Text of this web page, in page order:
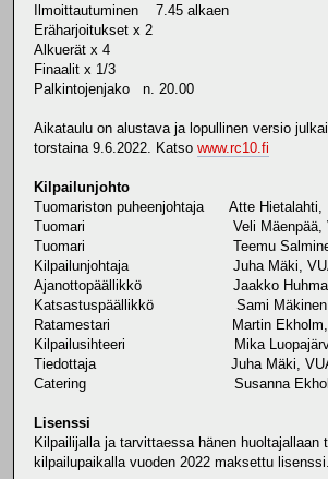
Ilmoittautuminen 7.45 alkaen
Eräharjoitukset x 2
Alkuerät x 4
Finaalit x 1/3
Palkintojenjako n. 20.00
Aikataulu on alustava ja lopullinen versio
torstaina 9.6.2022. Katso www.rc10.fi
Kilpailunjohto
Tuomariston puheenjohtaja Atte Hietalahti,
Tuomari Veli Mäenpää,
Tuomari Teemu Salminen,
Kilpailunjohtaja Juha Mäki,
Ajanottopäällikkö Jaakko
Katsastuspäällikkö Sami Mäkinen,
Ratamestari Martin Ekholm,
Kilpailusihteeri Mika Luopajärvi,
Tiedottaja Juha Mäki,
Catering Susanna Ekholm,
Lisenssi
Kilpailijalla ja tarvittaessa hänen huoltajallaan
kilpailupaikalla vuoden 2022 maksettu lisenssi.